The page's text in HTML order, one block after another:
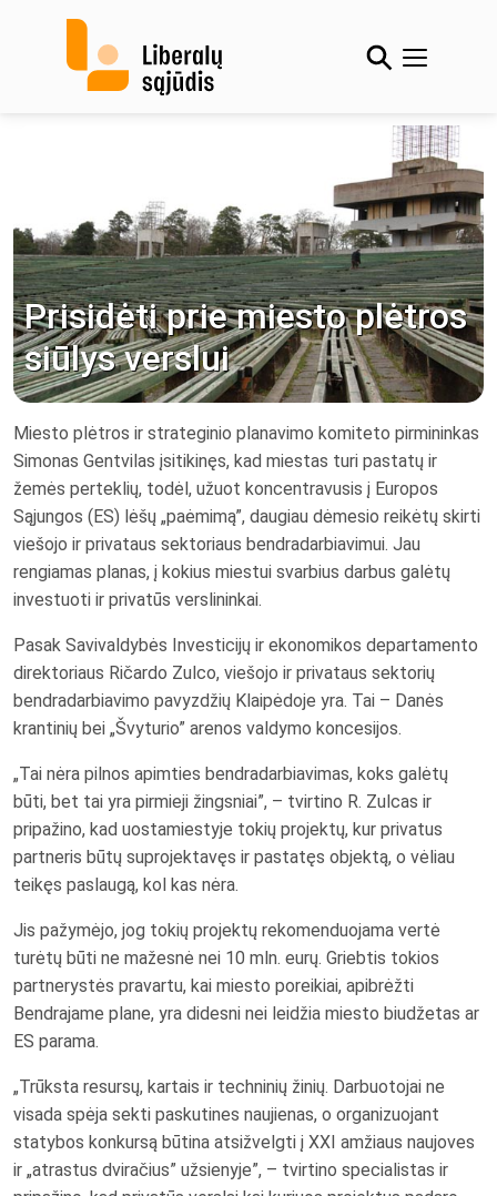
Prisidėti prie miesto plėtros
siūlys verslui
Miesto plėtros ir strateginio planavimo komiteto pirmininkas
Simonas Gentvilas įsitikinęs, kad miestas turi pastatų ir
žemės perteklių, todėl, užuot koncentravusis į Europos
Sąjungos (ES) lėšų „paėmimą”, daugiau dėmesio reikėtų skirti
viešojo ir privataus sektoriaus bendradarbiavimui. Jau
rengiamas planas, į kokius miestui svarbius darbus galėtų
investuoti ir privatūs verslininkai.
Pasak Savivaldybės Investicijų ir ekonomikos departamento
direktoriaus Ričardo Zulco, viešojo ir privataus sektorių
bendradarbiavimo pavyzdžių Klaipėdoje yra. Tai – Danės
krantinių bei „Švyturio” arenos valdymo koncesijos.
„Tai nėra pilnos apimties bendradarbiavimas, koks galėtų
būti, bet tai yra pirmieji žingsniai”, – tvirtino R. Zulcas ir
pripažino, kad uostamiestyje tokių projektų, kur privatus
partneris būtų suprojektavęs ir pastatęs objektą, o vėliau
teikęs paslaugą, kol kas nėra.
Jis pažymėjo, jog tokių projektų rekomenduojama vertė
turėtų būti ne mažesnė nei 10 mln. eurų. Griebtis tokios
partnerystės pravartu, kai miesto poreikiai, apibrėžti
Bendrajame plane, yra didesni nei leidžia miesto biudžetas ar
ES parama.
„Trūksta resursų, kartais ir techninių žinių. Darbuotojai ne
visada spėja sekti paskutines naujienas, o organizuojant
statybos konkursą būtina atsižvelgti į XXI amžiaus naujoves
ir „atrastus dviračius” užsienyje”, – tvirtino specialistas ir